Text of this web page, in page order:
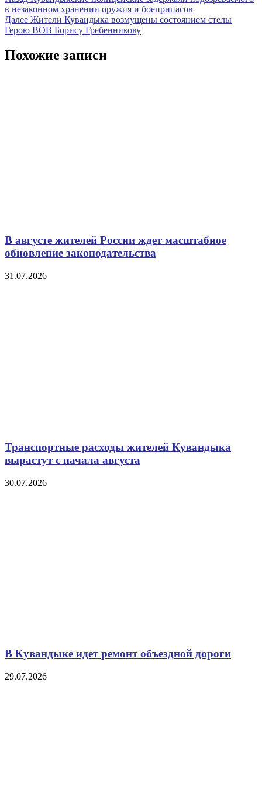
по
записям
запись
в незаконном хранении оружия и боеприпасов
Далее Следующая
запись
Жители Кувандыка возмущены состоянием стелы
Герою ВОВ Борису Гребенникову
Похожие записи
В августе жителей России ждет масштабное
обновление законодательства
31.07.2026
Транспортные расходы жителей Кувандыка
вырастут с начала августа
30.07.2026
В Кувандыке идет ремонт объездной дороги
29.07.2026